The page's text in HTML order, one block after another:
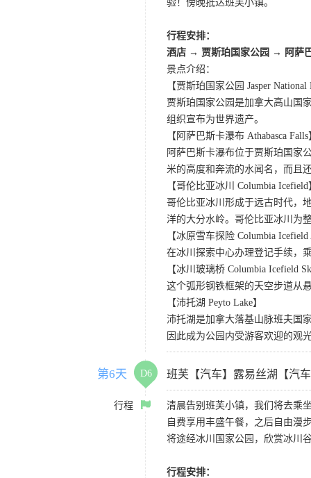
验！傍晚抵达班芙小镇。
行程安排：
酒店 → 贾斯珀国家公园 → 阿萨
景点介绍：
【贾斯珀国家公园 Jasper National
贾斯珀国家公园是加拿大高山国
组织宣布为世界遗产。
【阿萨巴斯卡瀑布 Athabasca Falls
阿萨巴斯卡瀑布位于贾斯珀国家
米的高度和奔流的水闻名，而且
【哥伦比亚冰川 Columbia Icefield
哥伦比亚冰川形成于远古时代，
洋的大分水岭。哥伦比亚冰川为
【冰原雪车探险 Columbia
在冰川探索中心办理登记手续，
【冰川玻璃桥 Columbia Icefield
这个弧形钢铁框架的天空步道从
【沛托湖 Peyto Lake】
沛托湖是加拿大落基山脉班夫国
因此成为公园内受游客欢迎的观
第6天 D6 班芙【汽车】露易丝湖【汽
行程
清晨告别班芙小镇，我们将去乘
自费享用丰盛午餐，之后自由漫
将途经冰川国家公园，欣赏冰川
行程安排：